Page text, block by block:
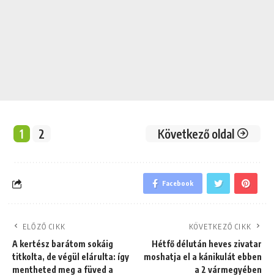
1 2 Következő oldal
Facebook
ELŐZŐ CIKK
A kertész barátom sokáig
titkolta, de végül elárulta: így
mentheted meg a füved a
KÖVETKEZŐ CIKK
Hétfő délután heves zivatar
moshatja el a kánikulát ebben
a 2 vármegyében